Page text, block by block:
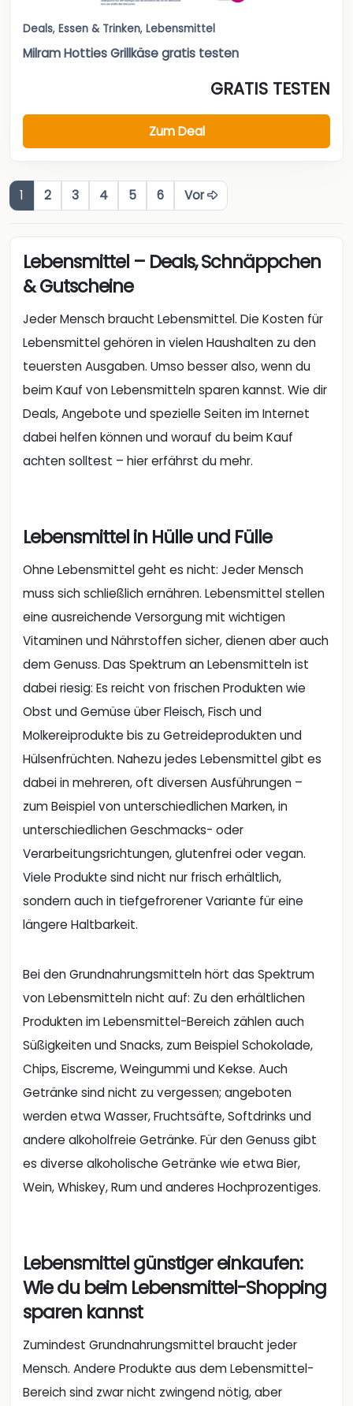
Deals, Essen & Trinken, Lebensmittel
Milram Hotties Grillkäse gratis testen
GRATIS TESTEN
Zum Deal
1 2 3 4 5 6 Vor
Lebensmittel – Deals, Schnäppchen
& Gutscheine
Jeder Mensch braucht Lebensmittel. Die Kosten für
Lebensmittel gehören in vielen Haushalten zu den
teuersten Ausgaben. Umso besser also, wenn du
beim Kauf von Lebensmitteln sparen kannst. Wie dir
Deals, Angebote und spezielle Seiten im Internet
dabei helfen können und worauf du beim Kauf
achten solltest – hier erfährst du mehr.
Lebensmittel in Hülle und Fülle
Ohne Lebensmittel geht es nicht: Jeder Mensch
muss sich schließlich ernähren. Lebensmittel stellen
eine ausreichende Versorgung mit wichtigen
Vitaminen und Nährstoffen sicher, dienen aber auch
dem Genuss. Das Spektrum an Lebensmitteln ist
dabei riesig: Es reicht von frischen Produkten wie
Obst und Gemüse über Fleisch, Fisch und
Molkereiprodukte bis zu Getreideprodukten und
Hülsenfrüchten. Nahezu jedes Lebensmittel gibt es
dabei in mehreren, oft diversen Ausführungen –
zum Beispiel von unterschiedlichen Marken, in
unterschiedlichen Geschmacks- oder
Verarbeitungsrichtungen, glutenfrei oder vegan.
Viele Produkte sind nicht nur frisch erhältlich,
sondern auch in tiefgefrorener Variante für eine
längere Haltbarkeit.
Bei den Grundnahrungsmitteln hört das Spektrum
von Lebensmitteln nicht auf: Zu den erhältlichen
Produkten im Lebensmittel-Bereich zählen auch
Süßigkeiten und Snacks, zum Beispiel Schokolade,
Chips, Eiscreme, Weingummi und Kekse. Auch
Getränke sind nicht zu vergessen; angeboten
werden etwa Wasser, Fruchtsäfte, Softdrinks und
andere alkoholfreie Getränke. Für den Genuss gibt
es diverse alkoholische Getränke wie etwa Bier,
Wein, Whiskey, Rum und anderes Hochprozentiges.
Lebensmittel günstiger einkaufen:
Wie du beim Lebensmittel-Shopping
sparen kannst
Zumindest Grundnahrungsmittel braucht jeder
Mensch. Andere Produkte aus dem Lebensmittel-
Bereich sind zwar nicht zwingend nötig, aber